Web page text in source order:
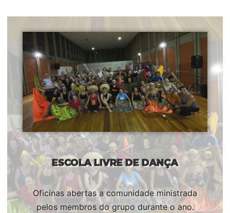
ESCOLA LIVRE DE DANÇA
Oficinas abertas a comunidade ministrada
pelos membros do grupo durante o ano.